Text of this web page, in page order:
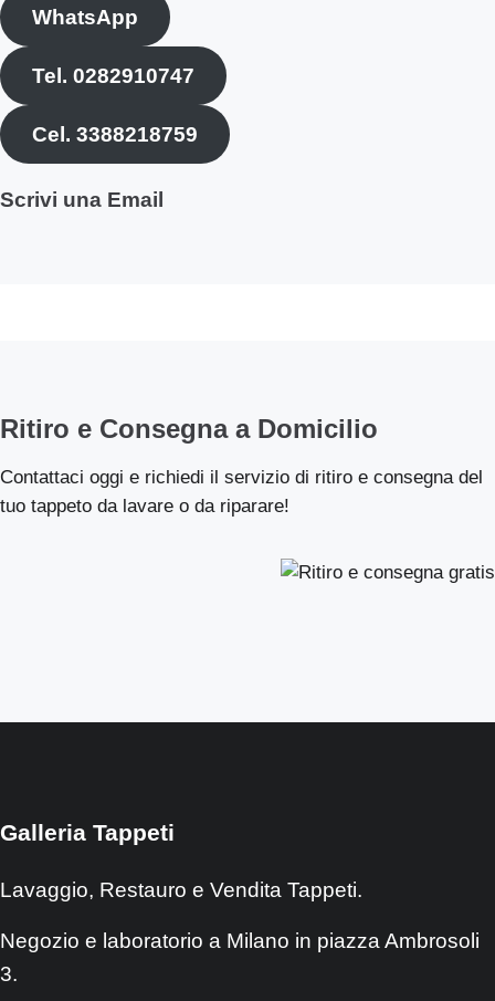
WhatsApp
Tel. 0282910747
Cel. 3388218759
Scrivi una Email
Ritiro e Consegna a Domicilio
Contattaci oggi e richiedi il servizio di ritiro e consegna del
tuo tappeto da lavare o da riparare!
Galleria Tappeti
Lavaggio, Restauro e Vendita Tappeti.
Negozio e laboratorio a Milano in piazza Ambrosoli
3.